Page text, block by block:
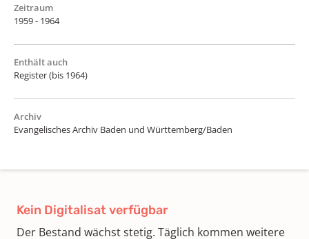
Zeitraum
1959 - 1964
Enthält auch
Register (bis 1964)
Archiv
Evangelisches Archiv Baden und Württemberg/Baden
Kein Digitalisat verfügbar
Der Bestand wächst stetig. Täglich kommen weitere